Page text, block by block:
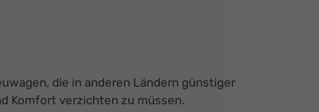
die in anderen Ländern günstiger
Komfort verzichten zu müssen.